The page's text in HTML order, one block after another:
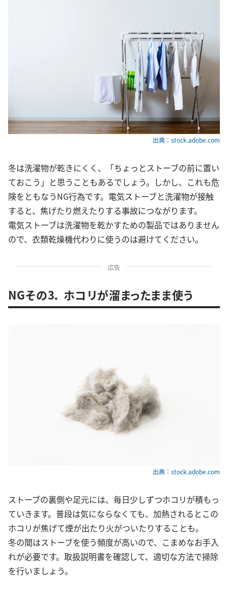
出典：stock.adobe.com
冬は洗濯物が乾きにくく、「ちょっとストーブの前に置い
ておこう」と思うこともあるでしょう。しかし、これも危
険をともなうNG行為です。電気ストーブと洗濯物が接触
すると、焦げたり燃えたりする事故につながります。
電気ストーブは洗濯物を乾かすための製品ではありません
ので、衣類乾燥機代わりに使うのは避けてください。
広告
NGその3． ホコリが溜まったまま使う
出典：stock.adobe.com
ストーブの裏側や足元には、毎日少しずつホコリが積もっ
ていきます。普段は気にならなくても、加熱されるとこの
ホコリが焦げて煙が出たり火がついたりすることも。
冬の間はストーブを使う頻度が高いので、こまめなお手入
れが必要です。取扱説明書を確認して、適切な方法で掃除
を行いましょう。